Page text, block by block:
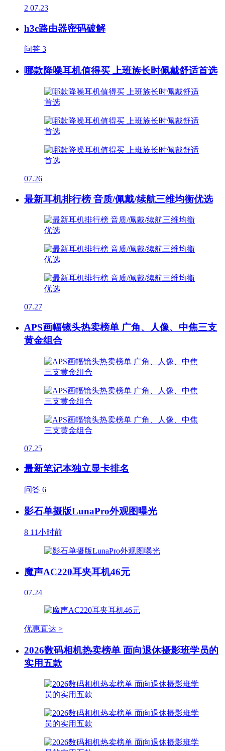
2 07.23
h3c路由器密码破解
问答 3
哪款降噪耳机值得买 上班族长时佩戴舒适首选
07.26
最新耳机排行榜 音质/佩戴/续航三维均衡优选
07.27
APS画幅镜头热卖榜单 广角、人像、中焦三支
黄金组合
07.25
最新笔记本独立显卡排名
问答 6
影石单摄版LunaPro外观图曝光
8 11小时前
魔声AC220耳夹耳机46元
07.24
优惠直达 >
2026数码相机热卖榜单 面向退休摄影班学员的
实用五款